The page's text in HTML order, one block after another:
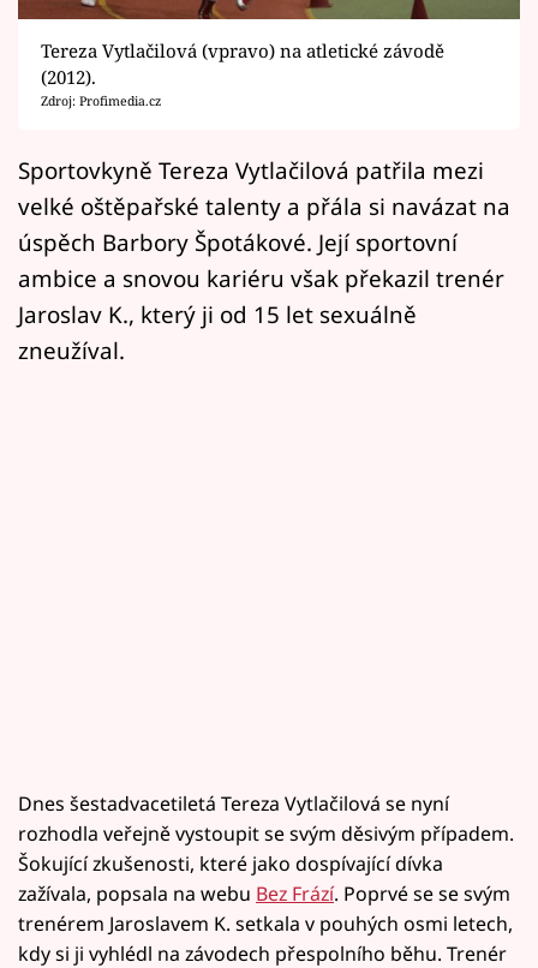
Mámy sobě
Přihlášení
Sledujte nás
Tereza Vytlačilová (vpravo) na atletické závodě
(2012).
Zdroj: Profimedia.cz
Sportovkyně Tereza Vytlačilová patřila mezi
velké oštěpařské talenty a přála si navázat na
úspěch Barbory Špotákové. Její sportovní
ambice a snovou kariéru však překazil trenér
Jaroslav K., který ji od 15 let sexuálně
zneužíval.
Dnes šestadvacetiletá Tereza Vytlačilová se nyní
rozhodla veřejně vystoupit se svým děsivým případem.
Šokující zkušenosti, které jako dospívající dívka
zažívala, popsala na webu Bez Frází. Poprvé se se svým
trenérem Jaroslavem K. setkala v pouhých osmi letech,
kdy si ji vyhlédl na závodech přespolního běhu. Trenér